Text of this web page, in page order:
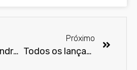
Santistas André e Paula Azenha, produtores do Santos Film Fest, entre os finalistas do Prêmio Governador do Estado de São Paulo
Próximo
Todos os lançamentos de dezembro no Paramount+